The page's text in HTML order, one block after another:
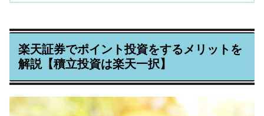
楽天証券でポイント投資をするメリットを
解説【積立投資は楽天一択】